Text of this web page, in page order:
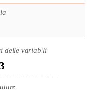
delle variabili
3